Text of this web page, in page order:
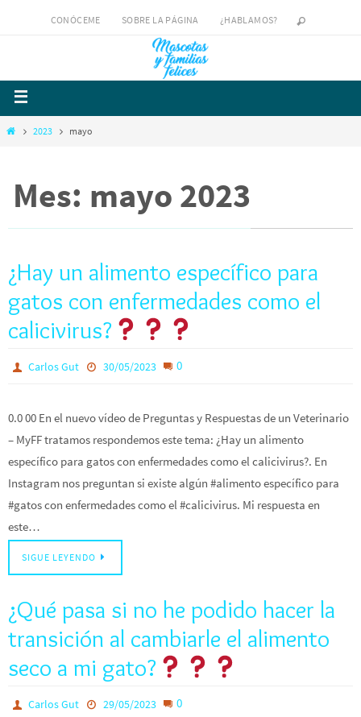
CONÓCEME SOBRE LA PÁGINA ¿HABLAMOS?
2023 mayo
Mes: mayo 2023
¿Hay un alimento específico para
gatos con enfermedades como el
calicivirus?
Carlos Gut 30/05/2023 0
0.0 00 En el nuevo vídeo de Preguntas y Respuestas de un Veterinario
– MyFF tratamos respondemos este tema: ¿Hay un alimento
específico para gatos con enfermedades como el calicivirus?. En
Instagram nos preguntan si existe algún #alimento específico para
#gatos con enfermedades como el #calicivirus. Mi respuesta en
este…
SIGUE LEYENDO
¿Qué pasa si no he podido hacer la
transición al cambiarle el alimento
seco a mi gato?
Carlos Gut 29/05/2023 0